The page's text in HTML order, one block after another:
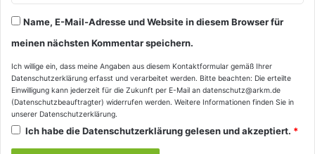
Name, E-Mail-Adresse und Website in diesem Browser für
meinen nächsten Kommentar speichern.
Ich willige ein, dass meine Angaben aus diesem Kontaktformular gemäß Ihrer
Datenschutzerklärung erfasst und verarbeitet werden. Bitte beachten: Die erteilte
Einwilligung kann jederzeit für die Zukunft per E-Mail an datenschutz@arkm.de
(Datenschutzbeauftragter) widerrufen werden. Weitere Informationen finden Sie in
unserer Datenschutzerklärung.
Ich habe dieDatenschutzerklärunggelesen und akzeptiert. *